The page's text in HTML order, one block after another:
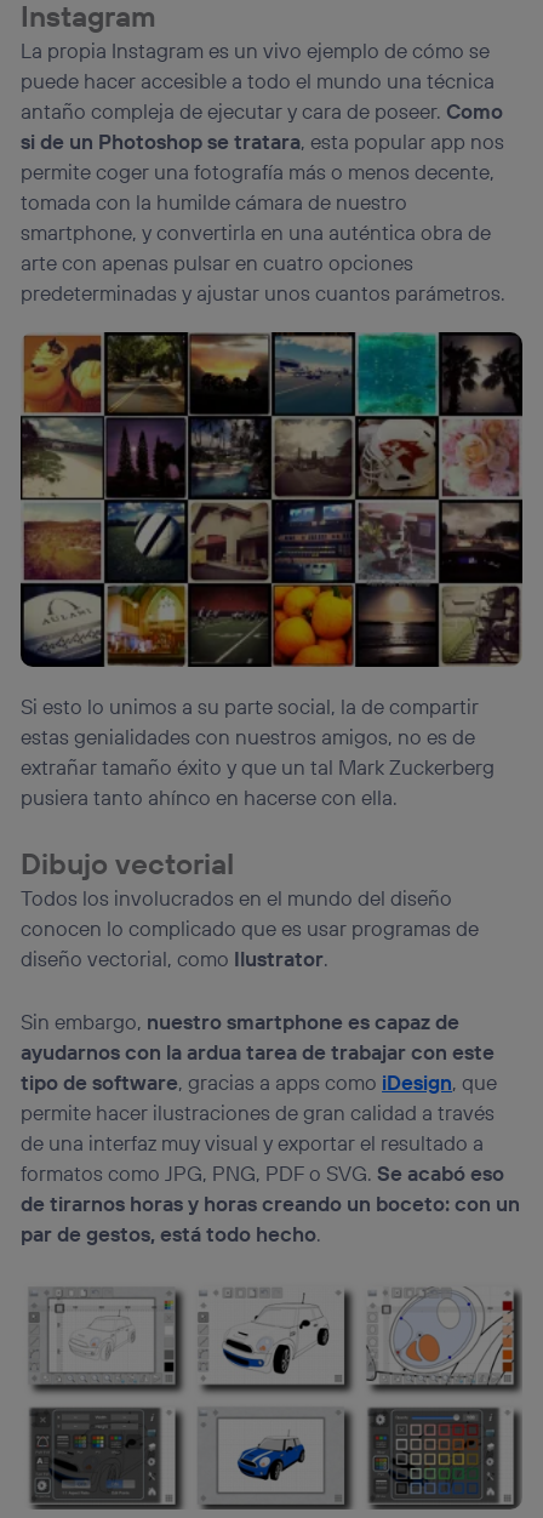
Instagram
La propia Instagram es un vivo ejemplo de cómo se
puede hacer accesible a todo el mundo una técnica
antaño compleja de ejecutar y cara de poseer. Como
si de un Photoshop se tratara, esta popular app nos
permite coger una fotografía más o menos decente,
tomada con la humilde cámara de nuestro
smartphone, y convertirla en una auténtica obra de
arte con apenas pulsar en cuatro opciones
predeterminadas y ajustar unos cuantos parámetros.
Si esto lo unimos a su parte social, la de compartir
estas genialidades con nuestros amigos, no es de
extrañar tamaño éxito y que un tal Mark Zuckerberg
pusiera tanto ahínco en hacerse con ella.
Dibujo vectorial
Todos los involucrados en el mundo del diseño
conocen lo complicado que es usar programas de
diseño vectorial, como Ilustrator.
Sin embargo, nuestro smartphone es capaz de
ayudarnos con la ardua tarea de trabajar con este
tipo de software, gracias a apps como iDesign, que
permite hacer ilustraciones de gran calidad a través
de una interfaz muy visual y exportar el resultado a
formatos como JPG, PNG, PDF o SVG.Se acabó eso
de tirarnos horas y horas creando un boceto: con un
par de gestos, está todo hecho.
lo que cualquier persona que conecte su dispositivo y
consienta el uso de la tecnología recibirá el mismo
identificador. Típicamente:
Si utilizas una conexión de banda ancha(p. ej., Wi-Fi),
el marketing o análisis se realizará en función de las
actividades de navegación de los miembros del hogar
que hayan dado su consentimiento.
Si utilizasdatos móviles, el marketing será más
personalizado, ya que se basará únicamente en la
navegación del usuario del móvil.
Puedes gestionar los consentimientos Utiq seleccionando
“Administrar Utiq” en la parte inferior de esta página web o
(“consenthub”). Para más información, consulta
la política de privacidad de Utiq.